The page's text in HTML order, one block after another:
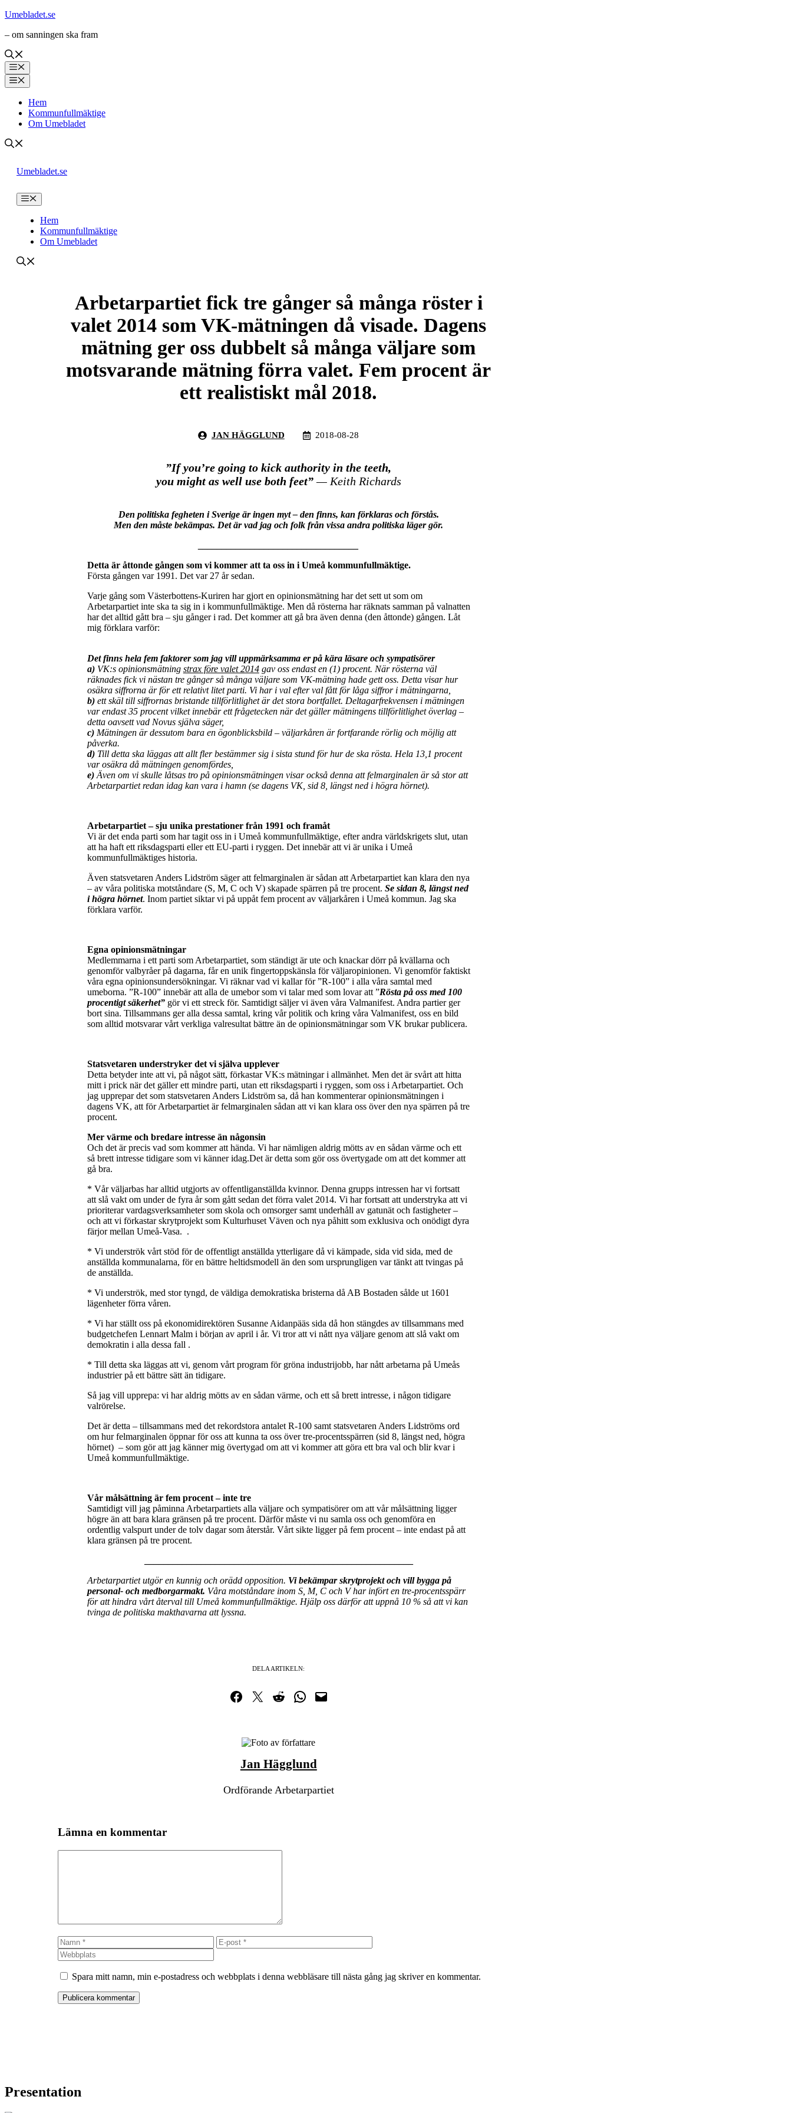
Hoppa
innehåll
Umebladet.se
– om sanningen ska fram
Meny
Meny
Hem
Kommunfullmäktige
Om Umebladet
Umebladet.se
Meny
Hem
Kommunfullmäktige
Om Umebladet
Arbetarpartiet fick tre gånger så många röster i
valet 2014 som VK-mätningen då visade. Dagens
mätning ger oss dubbelt så många väljare som
motsvarande mätning förra valet. Fem procent är
ett realistiskt mål 2018.
JAN HÄGGLUND 2018-08-28
”If you’re going to kick authority in the teeth,
you might as well use both feet”— Keith Richards
Den politiska fegheten i Sverige är ingen myt – den finns, kan förklaras och förstås.
Men den måste bekämpas. Det är vad jag och folk från vissa andra politiska läger gör.
Detta är åttonde gången som vi kommer att ta oss in i Umeå kommunfullmäktige.
Första gången var 1991. Det var 27 år sedan.
Varje gång som Västerbottens-Kuriren har gjort en opinionsmätning har det sett ut som om
Arbetarpartiet inte ska ta sig in i kommunfullmäktige. Men då rösterna har räknats samman på valnatten
har det alltid gått bra – sju gånger i rad. Det kommer att gå bra även denna (den åttonde) gången. Låt
mig förklara varför:
Det finns hela fem faktorer som jag vill uppmärksamma er på kära läsare och sympatisörer
a)VK:s opinionsmätning strax före valet 2014gav oss endast en (1) procent. När rösterna väl
räknades fick vi nästan tre gånger så många väljare som VK-mätning hade gett oss. Detta visar hur
osäkra siffrorna är för ett relativt litet parti. Vi har i val efter val fått för låga siffror i mätningarna,
b)ett skäl till siffrornas bristande tillförlitlighet är det stora bortfallet. Deltagarfrekvensen i mätningen
var endast 35 procent vilket innebär ett frågetecken när det gäller mätningens tillförlitlighet överlag –
detta oavsett vad Novus själva säger,
c)Mätningen är dessutom bara en ögonblicksbild – väljarkåren är fortfarande rörlig och möjlig att
påverka.
d)Till detta ska läggas att allt fler bestämmer sig i sista stund för hur de ska rösta. Hela 13,1 procent
var osäkra då mätningen genomfördes,
e)Även om vi skulle låtsas tro på opinionsmätningen visar också denna att felmarginalen är så stor att
Arbetarpartiet redan idag kan vara i hamn (se dagens VK, sid 8, längst ned i högra hörnet).
Arbetarpartiet – sju unika prestationer från 1991 och framåt
Vi är det enda parti som har tagit oss in i Umeå kommunfullmäktige, efter andra världskrigets slut, utan
att ha haft ett riksdagsparti eller ett EU-parti i ryggen. Det innebär att vi är unika i Umeå
kommunfullmäktiges historia.
Även statsvetaren Anders Lidström säger att felmarginalen är sådan att Arbetarpartiet kan klara den nya
– av våra politiska motståndare (S, M, C och V) skapade spärren på tre procent. Se sidan 8, längst ned
i högra hörnet. Inom partiet siktar vi på uppåt fem procent av väljarkåren i Umeå kommun. Jag ska
förklara varför.
Egna opinionsmätningar
Medlemmarna i ett parti som Arbetarpartiet, som ständigt är ute och knackar dörr på kvällarna och
genomför valbyråer på dagarna, får en unik fingertoppskänsla för väljaropinionen. Vi genomför faktiskt
våra egna opinionsundersökningar. Vi räknar vad vi kallar för ”R-100” i alla våra samtal med
umeborna. ”R-100” innebär att alla de umebor som vi talar med som lovar att ”Rösta på oss med 100
procentigt säkerhet”gör vi ett streck för. Samtidigt säljer vi även våra Valmanifest. Andra partier ger
bort sina. Tillsammans ger alla dessa samtal, kring vår politik och kring våra Valmanifest, oss en bild
som alltid motsvarar vårt verkliga valresultat bättre än de opinionsmätningar som VK brukar publicera.
Statsvetaren understryker det vi själva upplever
Detta betyder inte att vi, på något sätt, förkastar VK:s mätningar i allmänhet. Men det är svårt att hitta
mitt i prick när det gäller ett mindre parti, utan ett riksdagsparti i ryggen, som oss i Arbetarpartiet. Och
jag upprepar det som statsvetaren Anders Lidström sa, då han kommenterar opinionsmätningen i
dagens VK, att för Arbetarpartiet är felmarginalen sådan att vi kan klara oss över den nya spärren på tre
procent.
Mer värme och bredare intresse än någonsin
Och det är precis vad som kommer att hända. Vi har nämligen aldrig mötts av en sådan värme och ett
så brett intresse tidigare som vi känner idag.Det är detta som gör oss övertygade om att det kommer att
gå bra.
* Vår väljarbas har alltid utgjorts av offentliganställda kvinnor. Denna grupps intressen har vi fortsatt
att slå vakt om under de fyra år som gått sedan det förra valet 2014. Vi har fortsatt att understryka att vi
prioriterar vardagsverksamheter som skola och omsorger samt underhåll av gatunät och fastigheter –
och att vi förkastar skrytprojekt som Kulturhuset Väven och nya påhitt som exklusiva och onödigt dyra
färjor mellan Umeå-Vasa. .
* Vi underströk vårt stöd för de offentligt anställda ytterligare då vi kämpade, sida vid sida, med de
anställda kommunalarna, för en bättre heltidsmodell än den som ursprungligen var tänkt att tvingas på
de anställda.
* Vi underströk, med stor tyngd, de väldiga demokratiska bristerna då AB Bostaden sålde ut 1601
lägenheter förra våren.
* Vi har ställt oss på ekonomidirektören Susanne Aidanpääs sida då hon stängdes av tillsammans med
budgetchefen Lennart Malm i början av april i år. Vi tror att vi nått nya väljare genom att slå vakt om
demokratin i alla dessa fall .
* Till detta ska läggas att vi, genom vårt program för gröna industrijobb, har nått arbetarna på Umeås
industrier på ett bättre sätt än tidigare.
Så jag vill upprepa: vi har aldrig mötts av en sådan värme, och ett så brett intresse, i någon tidigare
valrörelse.
Det är detta – tillsammans med det rekordstora antalet R-100 samt statsvetaren Anders Lidströms ord
om hur felmarginalen öppnar för oss att kunna ta oss över tre-procentsspärren (sid 8, längst ned, högra
hörnet) – som gör att jag känner mig övertygad om att vi kommer att göra ett bra val och blir kvar i
Umeå kommunfullmäktige.
Vår målsättning är fem procent – inte tre
Samtidigt vill jag påminna Arbetarpartiets alla väljare och sympatisörer om att vår målsättning ligger
högre än att bara klara gränsen på tre procent. Därför måste vi nu samla oss och genomföra en
ordentlig valspurt under de tolv dagar som återstår. Vårt sikte ligger på fem procent – inte endast på att
klara gränsen på tre procent.
Arbetarpartiet utgör en kunnig och orädd opposition. Vi bekämpar skrytprojekt och vill bygga på
personal- och medborgarmakt. Våra motståndare inom S, M, C och V har infört en tre-procentsspärr
för att hindra vårt återval till Umeå kommunfullmäktige. Hjälp oss därför att uppnå 10 % så att vi kan
tvinga de politiska makthavarna att lyssna.
DELA ARTIKELN:
Dela på Facebook
Dela på TwitterDela på RedditDela i WhatsApp
Maila en länk
Jan Hägglund
Ordförande Arbetarpartiet
Lämna en kommentar
Namn
E-
post
Spara mitt namn, min e-postadress och webbplats i denna webbläsare till nästa gång jag skriver en kommentar.
Presentation